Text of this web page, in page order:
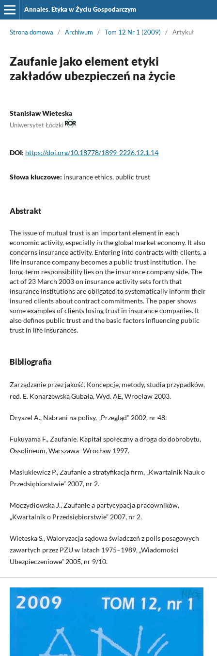
Annales. Etyka w Życiu Gospodarczym
Strona domowa / Archiwum / Tom 12 Nr 1 (2009) / Artykuł
Zaufanie jako element etyki
zakładów ubezpieczeń na życie
Stanisław Wieteska
Uniwersytet Łódzki
DOI: https://doi.org/10.18778/1899-2226.12.1.14
Słowa kluczowe: insurance ethics, public trust
Abstrakt
The issue of mutual trust is an important element in each
economic activity, especially in the global market economy. It also
concerns insurance activity. Entering into contracts with clients, a
life insurance company becomes a public trust institution. The
long-term responsibility lies on the insurance company side. The
act of 23 March 2003 on insurance activity sets forth that
insurance institutions are obligated to systematically inform their
insured clients about contract commitments. The paper shows
some examples of clients losing trust in insurance companies. It
also defines public trust and the basic factors influencing public
trust in life insurances.
Bibliografia
Zarządzanie przez jakość. Koncepcje, metody, studia przypadków,
red. E. Konarzewska Gubała, Wyd. AE, Wrocław 2003.
Dryszel A., Nabrani na polisy, „Przegląd” 2002, nr 48.
Fukuyama F., Zaufanie. Kapitał społeczny a droga do dobrobytu,
Ossolineum, Warszawa–Wrocław 1997.
Masiukiewicz P., Zaufanie a stratyfikacja firm, „Kwartalnik Nauk o
Przedsiębiorstwie” 2007, nr 2.
Moczydłowska J., Zaufanie a partycypacja pracowników,
„Kwartalnik o Przedsiębiorstwie” 2007, nr 2.
Wieteska S., Waloryzacja sądowa świadczeń z polis posagowych
zawartych przez PZU w latach 1975–1989, „Wiadomości
Ubezpieczeniowe” 2005, nr 9/10.